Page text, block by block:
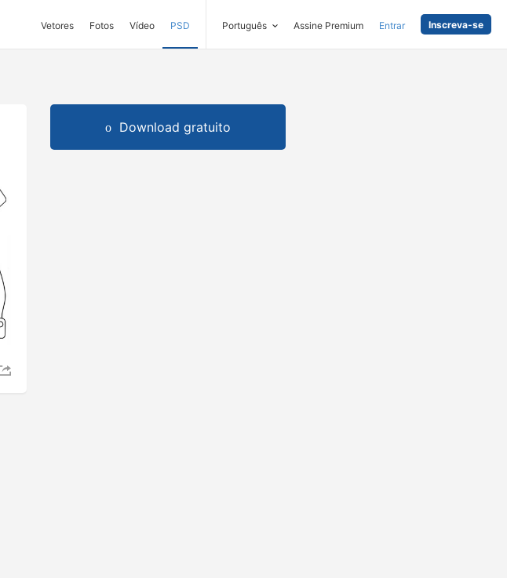
Vetores Fotos Vídeo PSD Português Assine Premium Entrar Inscreva-se
Download gratuito